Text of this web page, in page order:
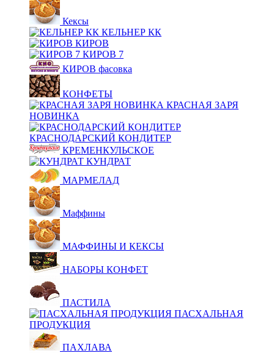
Кексы
КЕЛЬНЕР КК
КИРОВ
КИРОВ 7
КИРОВ фасовка
КОНФЕТЫ
КРАСНАЯ ЗАРЯ
НОВИНКА
КРАСНОДАРСКИЙ КОНДИТЕР
КРЕМЕНКУЛЬСКОЕ
КУНДРАТ
МАРМЕЛАД
Маффины
МАФФИНЫ И КЕКСЫ
НАБОРЫ КОНФЕТ
ПАСТИЛА
ПАСХАЛЬНАЯ
ПРОДУКЦИЯ
ПАХЛАВА